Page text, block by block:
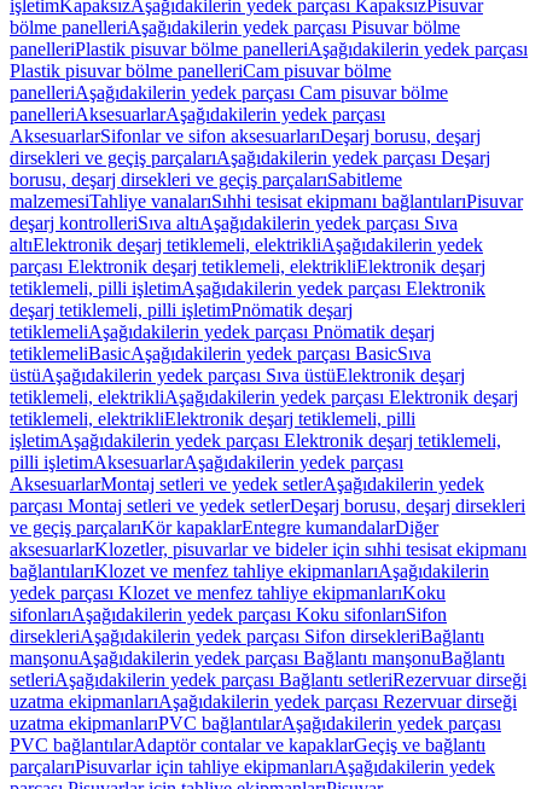
işletimKapaksızAşağıdakilerin yedek parçası KapaksızPisuvar
bölme panelleriAşağıdakilerin yedek parçası Pisuvar bölme
panelleriPlastik pisuvar bölme panelleriAşağıdakilerin yedek parçası
Plastik pisuvar bölme panelleriCam pisuvar bölme
panelleriAşağıdakilerin yedek parçası Cam pisuvar bölme
panelleriAksesuarlarAşağıdakilerin yedek parçası
AksesuarlarSifonlar ve sifon aksesuarlarıDeşarj borusu, deşarj
dirsekleri ve geçiş parçalarıAşağıdakilerin yedek parçası Deşarj
borusu, deşarj dirsekleri ve geçiş parçalarıSabitleme
malzemesiTahliye vanalarıSıhhi tesisat ekipmanı bağlantılarıPisuvar
deşarj kontrolleriSıva altıAşağıdakilerin yedek parçası Sıva
altıElektronik deşarj tetiklemeli, elektrikliAşağıdakilerin yedek
parçası Elektronik deşarj tetiklemeli, elektrikliElektronik deşarj
tetiklemeli, pilli işletimAşağıdakilerin yedek parçası Elektronik
deşarj tetiklemeli, pilli işletimPnömatik deşarj
tetiklemeliAşağıdakilerin yedek parçası Pnömatik deşarj
tetiklemeliBasicAşağıdakilerin yedek parçası BasicSıva
üstüAşağıdakilerin yedek parçası Sıva üstüElektronik deşarj
tetiklemeli, elektrikliAşağıdakilerin yedek parçası Elektronik deşarj
tetiklemeli, elektrikliElektronik deşarj tetiklemeli, pilli
işletimAşağıdakilerin yedek parçası Elektronik deşarj tetiklemeli,
pilli işletimAksesuarlarAşağıdakilerin yedek parçası
AksesuarlarMontaj setleri ve yedek setlerAşağıdakilerin yedek
parçası Montaj setleri ve yedek setlerDeşarj borusu, deşarj dirsekleri
ve geçiş parçalarıKör kapaklarEntegre kumandalarDiğer
aksesuarlarKlozetler, pisuvarlar ve bideler için sıhhi tesisat ekipmanı
bağlantılarıKlozet ve menfez tahliye ekipmanlarıAşağıdakilerin
yedek parçası Klozet ve menfez tahliye ekipmanlarıKoku
sifonlarıAşağıdakilerin yedek parçası Koku sifonlarıSifon
dirsekleriAşağıdakilerin yedek parçası Sifon dirsekleriBağlantı
manşonuAşağıdakilerin yedek parçası Bağlantı manşonuBağlantı
setleriAşağıdakilerin yedek parçası Bağlantı setleriRezervuar dirseği
uzatma ekipmanlarıAşağıdakilerin yedek parçası Rezervuar dirseği
uzatma ekipmanlarıPVC bağlantılarAşağıdakilerin yedek parçası
PVC bağlantılarAdaptör contalar ve kapaklarGeçiş ve bağlantı
parçalarıPisuvarlar için tahliye ekipmanlarıAşağıdakilerin yedek